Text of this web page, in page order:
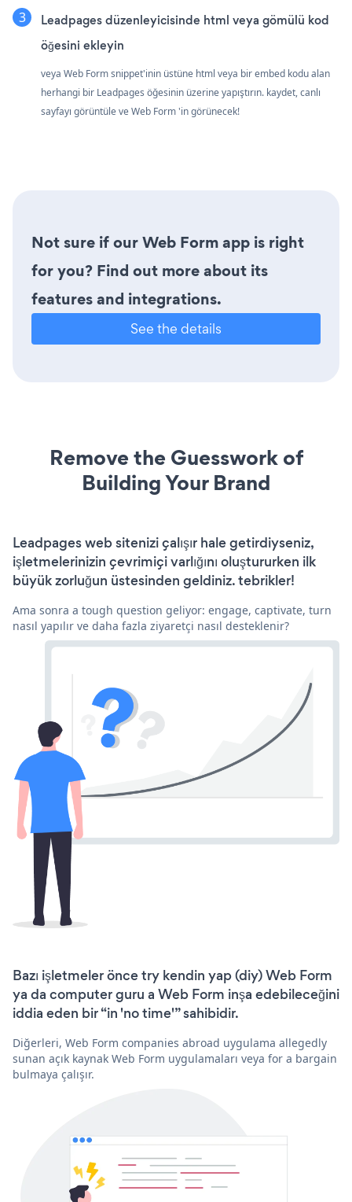
Leadpages düzenleyicisinde html veya gömülü kod
öğesini ekleyin
veya Web Form snippet'inin üstüne html veya bir embed kodu alan
herhangi bir Leadpages öğesinin üzerine yapıştırın. kaydet, canlı
sayfayı görüntüle ve Web Form 'in görünecek!
Not sure if our Web Form app is right
for you? Find out more about its
features and integrations.
See the details
Remove the Guesswork of
Building Your Brand
Leadpages web sitenizi çalışır hale getirdiyseniz,
işletmelerinizin çevrimiçi varlığını oluştururken ilk
büyük zorluğun üstesinden geldiniz. tebrikler!
Ama sonra a tough question geliyor: engage, captivate, turn
nasıl yapılır ve daha fazla ziyaretçi nasıl desteklenir?
Bazı işletmeler önce try kendin yap (diy) Web Form
ya da computer guru a Web Form inşa edebileceğini
iddia eden bir “in 'no time'” sahibidir.
Diğerleri, Web Form companies abroad uygulama allegedly
sunan açık kaynak Web Form uygulamaları veya for a bargain
bulmaya çalışır.